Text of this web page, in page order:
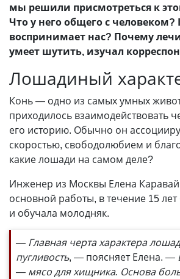
мы решили присмотреться к
Что у него общего с человеком?
воспринимает нас? Почему
умеет шутить, изучал
Лошадиный
Конь — одно из самых умных
приходилось взаимодействовать
его историю. Обычно он
скоростью, свободолюбием и
какие лошади на самом деле?
Инженер из Москвы Елена
основной работы, в течение 15
и обучала молодняк.
— Главная черта характера
пугливость, — поясняет Елена. —
— мясо для хищника. Основа